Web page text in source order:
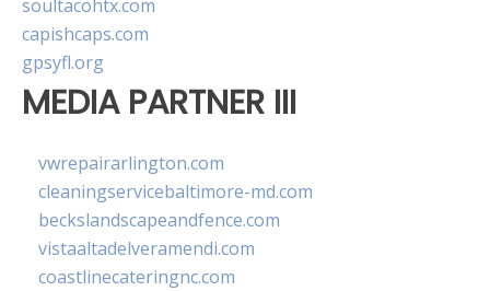
soultacohtx.com
capishcaps.com
gpsyfl.org
MEDIA PARTNER III
vwrepairarlington.com
cleaningservicebaltimore-md.com
beckslandscapeandfence.com
vistaaltadelveramendi.com
coastlinecateringnc.com